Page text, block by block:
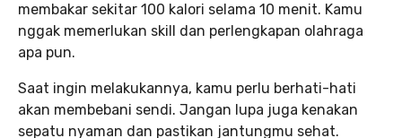
membakar sekitar 100 kalori selama 10 menit. Kamu
nggak memerlukan skill dan perlengkapan olahraga
apa pun.
Saat ingin melakukannya, kamu perlu berhati-hati
akan membebani sendi. Jangan lupa juga kenakan
sepatu nyaman dan pastikan jantungmu sehat.